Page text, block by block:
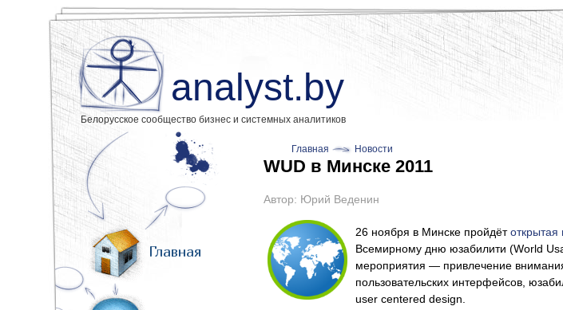
analyst.by
Белорусское сообщество бизнес и системных аналитиков
Главная
Главная Новости
WUD в Минске 2011
Автор: Юрий Веденин
26 ноября в Минске пройдёт
Всемирному дню юзабилити (World
мероприятия — привлечение
пользовательских интерфейсов,
user centered design.